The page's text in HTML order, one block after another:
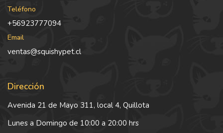
Teléfono
+56923777094
Email
ventas@squishypet.cl
Dirección
Avenida 21 de Mayo 311, local 4, Quillota
Lunes a Domingo de 10:00 a 20:00 hrs